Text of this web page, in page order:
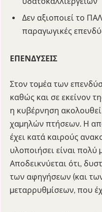
Δεν αξιοποιεί το
παραγωγικές
ΕΠΕΝΔΥΣΕΙΣ
Στον τοµέα των
καθώς και σε εκείνον
η κυβέρνηση
χαµηλών πτήσεων. Η
έχει κατά καιρούς
υλοποιήσει είναι πολύ
Αποδεικνύεται ότι,
των αφηγήσεων (και
µεταρρυθµίσεων, που